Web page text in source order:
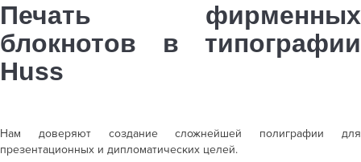
Печать фирменных
блокнотов в типографии
Huss
Нам доверяют создание сложнейшей полиграфии для
презентационных и дипломатических целей.